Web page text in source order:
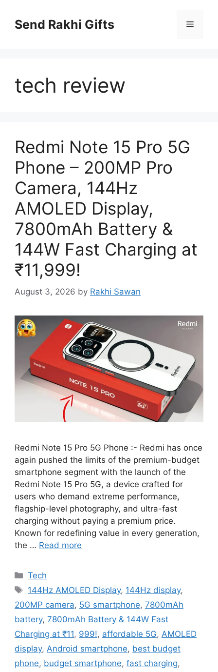
contentSend Rakhi Gifts Menu
tech review
Redmi Note 15 Pro 5G
Phone – 200MP Pro
Camera, 144Hz
AMOLED Display,
7800mAh Battery &
144W Fast Charging at
₹11,999!
August 3, 2026 by Rakhi Sawan
Redmi Note 15 Pro 5G Phone :- Redmi has once
again pushed the limits of the premium-budget
smartphone segment with the launch of the
Redmi Note 15 Pro 5G, a device crafted for
users who demand extreme performance,
flagship-level photography, and ultra-fast
charging without paying a premium price.
Known for redefining value in every generation,
the … Read more
Categories
Tech
Tags
144Hz AMOLED Display, 144Hz display,
200MP camera, 5G smartphone, 7800mAh
battery, 7800mAh Battery & 144W Fast
Charging at ₹11, 999!, affordable 5G, AMOLED
display, Android smartphone, best budget
phone, budget smartphone, fast charging,